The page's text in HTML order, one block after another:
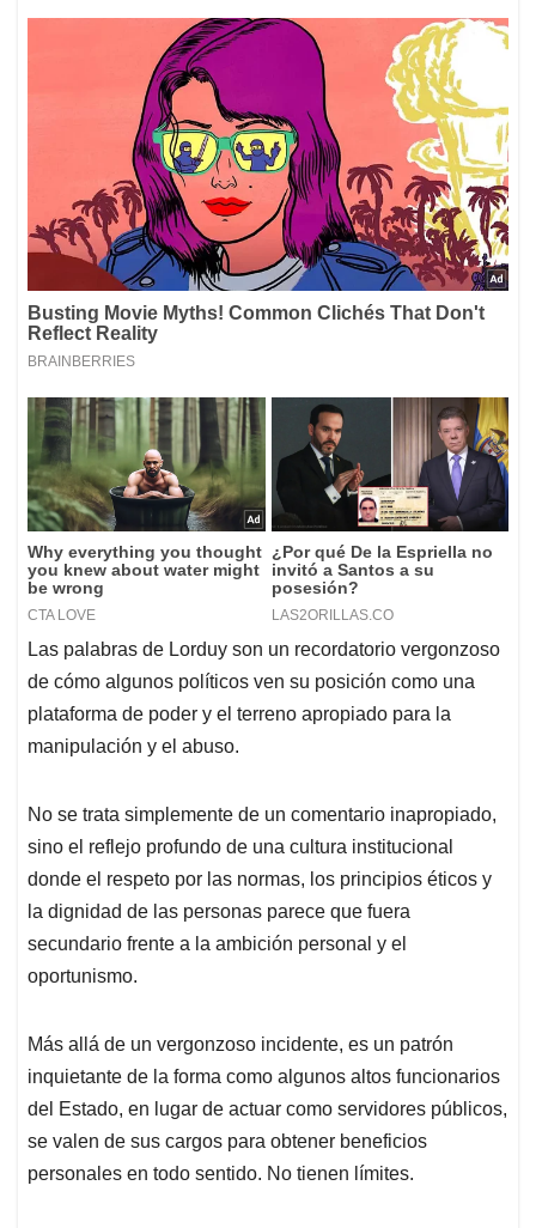
Las palabras de Lorduy son un recordatorio vergonzoso
de cómo algunos políticos ven su posición como una
plataforma de poder y el terreno apropiado para la
manipulación y el abuso.
No se trata simplemente de un comentario inapropiado,
sino el reflejo profundo de una cultura institucional
donde el respeto por las normas, los principios éticos y
la dignidad de las personas parece que fuera
secundario frente a la ambición personal y el
oportunismo.
Más allá de un vergonzoso incidente, es un patrón
inquietante de la forma como algunos altos funcionarios
del Estado, en lugar de actuar como servidores públicos,
se valen de sus cargos para obtener beneficios
personales en todo sentido. No tienen límites.